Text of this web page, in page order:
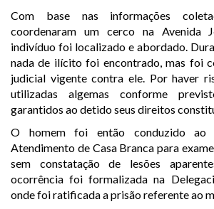
Com base nas informações
coordenaram um cerco na Avenida
indivíduo foi localizado e abordado.
nada de ilícito foi encontrado, mas foi
judicial vigente contra ele. Por haver
utilizadas algemas conforme
garantidos ao detido seus direitos
O homem foi então conduzido ao
Atendimento de Casa Branca para
sem constatação de lesões
ocorrência foi formalizada na
onde foi ratificada a prisão referente ao